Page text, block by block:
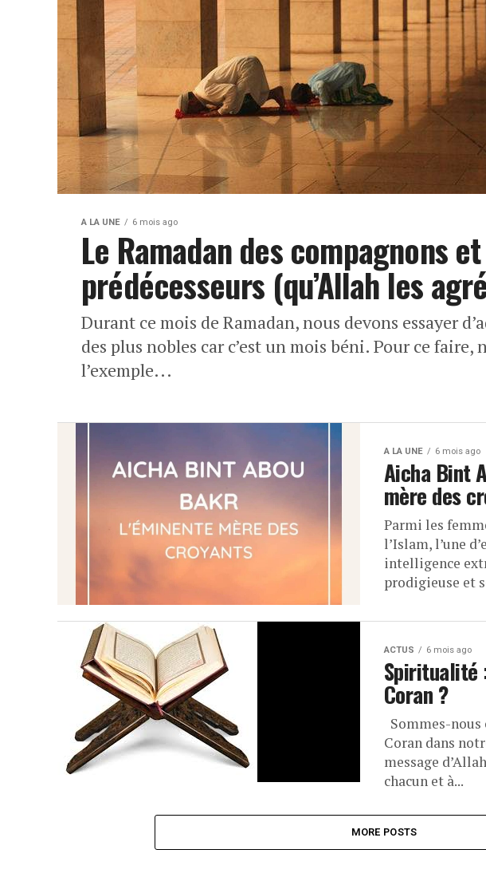
A LA UNE 6 mois ago
Le Ramadan des compagnons
prédécesseurs (qu’Allah les
Durant ce mois de Ramadan, nous devons essayer
des plus nobles car c’est un mois béni. Pour ce faire,
l’exemple...
A LA UNE 6 mois ago
Aicha Bint
mère des
Parmi les
l’Islam, l’une
intelligence
prodigieuse et
ACTUS 6 mois ago
Spiritualité
Coran ?
Sommes-
Coran dans
message
chacun et à...
MORE POSTS